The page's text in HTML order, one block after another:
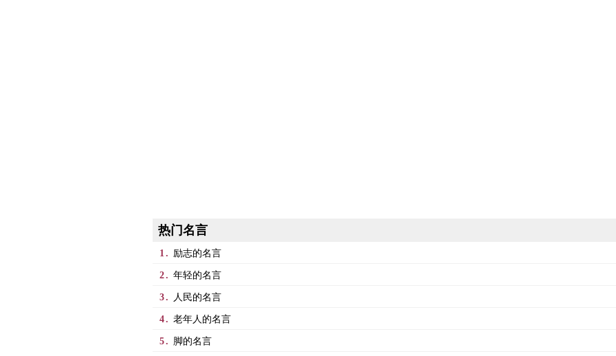
热门名言
1. 励志的名言
2. 年轻的名言
3. 人民的名言
4. 老年人的名言
5. 脚的名言